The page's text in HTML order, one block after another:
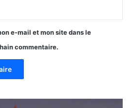
e-mail et mon site dans le
commentaire.